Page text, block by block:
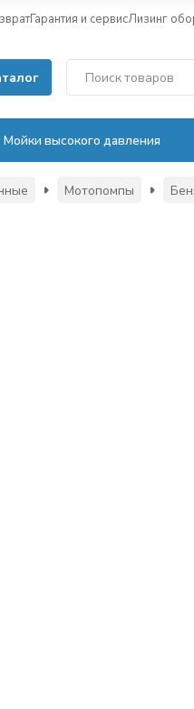
Гарантия и сервисЛизинг
Мойки высокого давления
Мотопомпы